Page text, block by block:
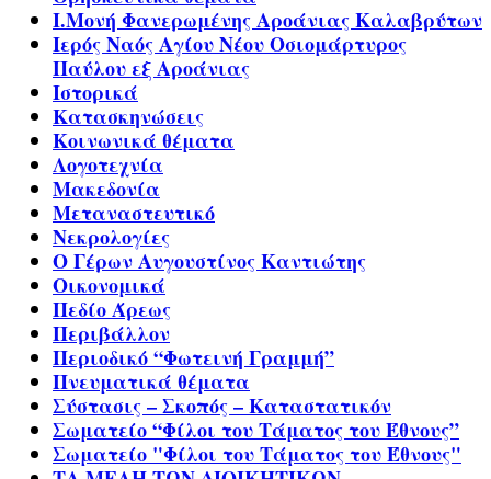
Ι.Μονή Φανερωμένης Αροάνιας Καλαβρύτων
Ιερός Ναός Αγίου Νέου Οσιομάρτυρος
Παύλου εξ Αροάνιας
Ιστορικά
Κατασκηνώσεις
Κοινωνικά θέματα
Λογοτεχνία
Μακεδονία
Μεταναστευτικό
Νεκρολογίες
Ο Γέρων Αυγουστίνος Καντιώτης
Οικονομικά
Πεδίο Άρεως
Περιβάλλον
Περιοδικό “Φωτεινή Γραμμή”
Πνευματικά θέματα
Σύστασις – Σκοπός – Καταστατικόν
Σωματείο “Φίλοι του Τάματος του Έθνους”
Σωματείο "Φίλοι του Τάματος του Έθνους"